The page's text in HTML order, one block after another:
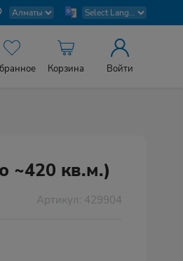
Корзина Войти
~420 кв.м.)
Артикул: 429904